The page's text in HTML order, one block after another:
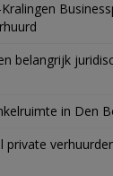
belangrijk
in Den